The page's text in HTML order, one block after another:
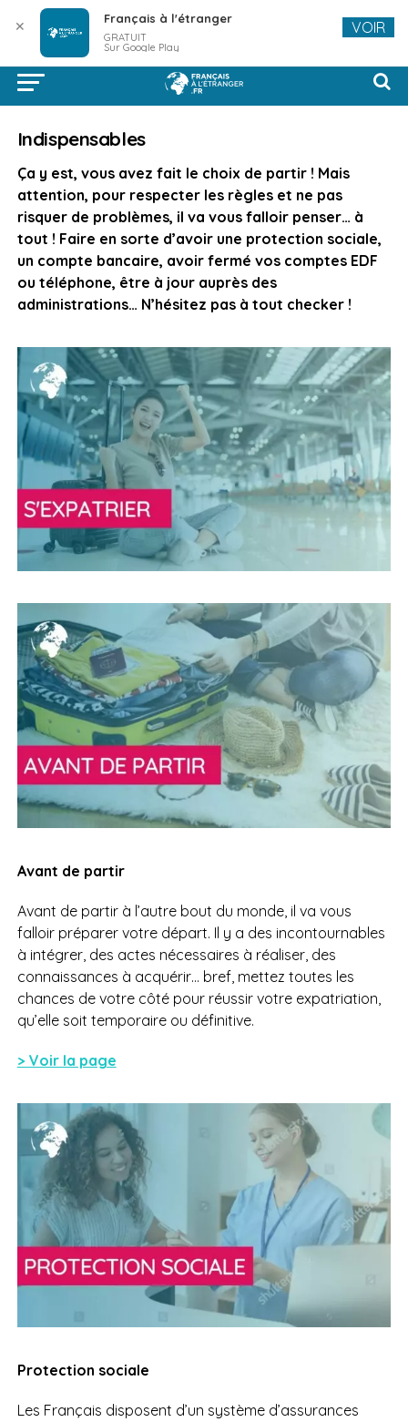
Indispensables
Ça y est, vous avez fait le choix de partir ! Mais
attention, pour respecter les règles et ne pas
risquer de problèmes, il va vous falloir penser… à
tout ! Faire en sorte d’avoir une protection sociale,
un compte bancaire, avoir fermé vos comptes EDF
ou téléphone, être à jour auprès des
administrations… N’hésitez pas à tout checker !
Avant de partir
Avant de partir à l’autre bout du monde, il va vous
falloir préparer votre départ. Il y a des incontournables
à intégrer, des actes nécessaires à réaliser, des
connaissances à acquérir… bref, mettez toutes les
chances de votre côté pour réussir votre expatriation,
qu’elle soit temporaire ou définitive.
> Voir la page
Protection sociale
Les Français disposent d’un système d’assurances
✕ Français à l'étranger
GRATUIT
Sur Google Play
VOIR